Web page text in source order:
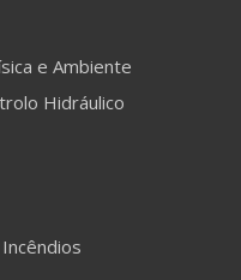
e Ambiente
Hidráulico